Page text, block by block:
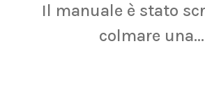
Il manuale è stato
colmare una...